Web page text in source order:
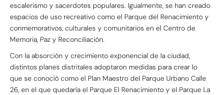
escalerismo y sacerdotes populares. Igualmente, se han creado
espacios de uso recreativo como el Parque del Renacimiento y
conmemorativos, culturales y comunitarios en el Centro de
Memoria, Paz y Reconciliación.
Con la absorción y crecimiento exponencial de la ciudad,
distintos planes distritales adoptaron medidas para crear lo
que se conoció como el Plan Maestro del Parque Urbano Calle
26, en el que quedaría el Parque El Renacimiento y el Parque La